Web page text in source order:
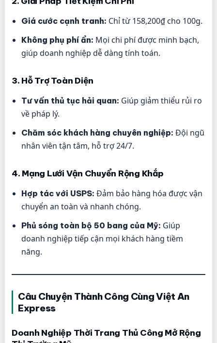
Giá cước cạnh tranh: Chỉ từ 158,200₫ cho 100g.
Không phụ phí ẩn: Mọi chi phí được minh bạch,
giúp doanh nghiệp dễ dàng tính toán.
3. Hỗ Trợ Toàn Diện
Tư vấn thủ tục hải quan: Giúp giảm thiểu rủi ro
về pháp lý.
Chăm sóc khách hàng chuyên nghiệp: Đội ngũ
nhân viên tận tâm, hỗ trợ 24/7.
4. Mạng Lưới Vận Chuyển Rộng Khắp
Hợp tác với USPS: Đảm bảo hàng hóa được vận
chuyển an toàn và nhanh chóng.
Phủ sóng toàn bộ 50 bang của Mỹ: Giúp
doanh nghiệp tiếp cận mọi khách hàng tiềm
năng.
Câu Chuyện Thành Công Cùng Việt An
Express
Doanh Nghiệp Thời Trang Thủ Công Mở Rộng